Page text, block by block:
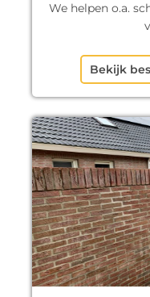
We helpen o.a.
Bekijk